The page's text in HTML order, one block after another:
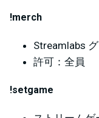
!merch
Streamlabs
許可：全員
!setgame